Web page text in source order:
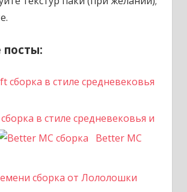
в стиле средневековья и
Better MC